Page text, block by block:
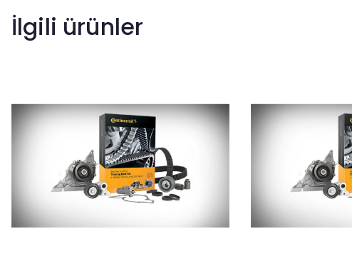
İlgili ürünler